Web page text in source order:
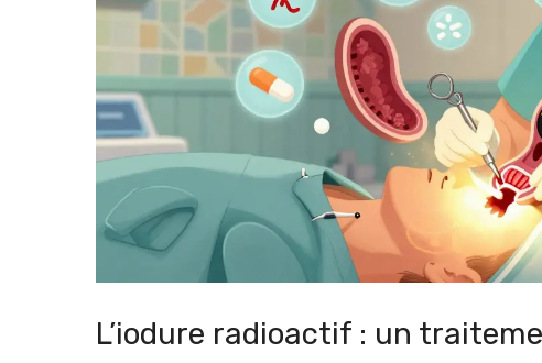
L’iodure radioactif : un